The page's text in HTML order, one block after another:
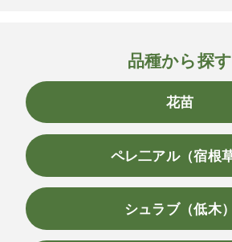
品種から探す
花苗
ペレ二アル（宿根草
シュラブ（低木）